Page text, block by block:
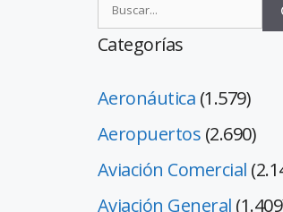
Categorías
Aeronáutica (1.579)
Aeropuertos (2.690)
Aviación Comercial
Aviación General